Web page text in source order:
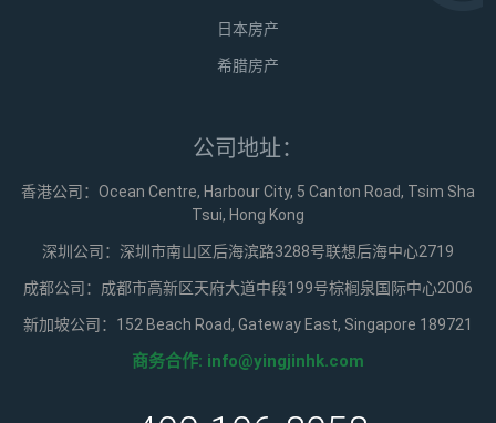
日本房产
希腊房产
公司地址：
香港公司：Ocean Centre, Harbour City, 5 Canton Road, Tsim Sha
Tsui, Hong Kong
深圳公司：深圳市南山区后海滨路3288号联想后海中心2719
成都公司：成都市高新区天府大道中段199号棕榈泉国际中心2006
新加坡公司：152 Beach Road, Gateway East, Singapore 189721
商务合作: info@yingjinhk.com